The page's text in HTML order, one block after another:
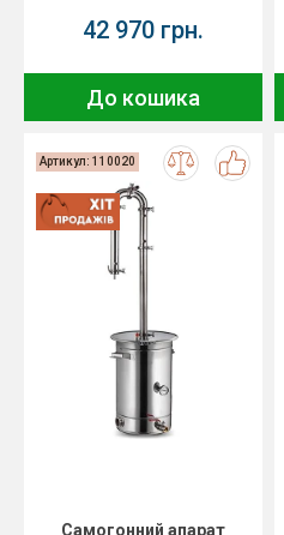
42 970 грн.
До кошика
Артикул: 110020
Самогонний апарат